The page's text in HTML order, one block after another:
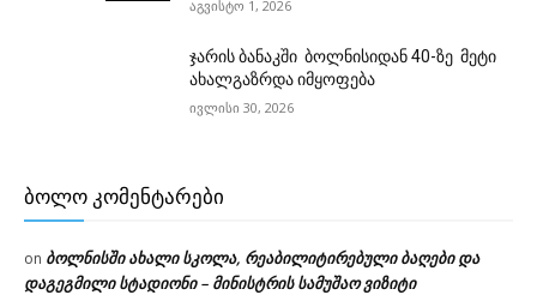
აგვისტო 1, 2026
ჯარის ბანაკში ბოლნისიდან 40-ზე მეტი
ახალგაზრდა იმყოფება
ივლისი 30, 2026
ᲑᲝᲚᲝ ᲙᲝᲛᲔᲜᲢᲐᲠᲔᲑᲘ
on ბოლნისში ახალი სკოლა, რეაბილიტირებული ბაღები და
დაგეგმილი სტადიონი – მინისტრის სამუშაო ვიზიტი